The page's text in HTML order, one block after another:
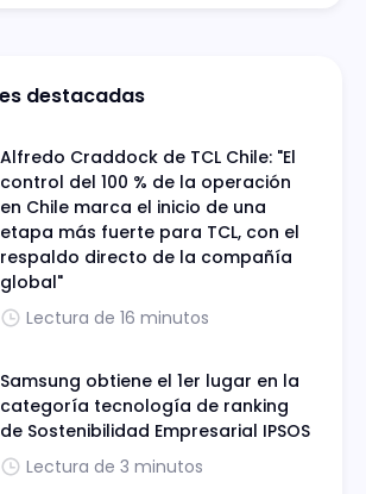
destacadas
Alfredo Craddock de TCL Chile: "El
control del 100 % de la operación
en Chile marca el inicio de una
etapa más fuerte para TCL, con el
respaldo directo de la compañía
global"
Lectura de 16 minutos
Samsung obtiene el 1er lugar en la
categoría tecnología de ranking
de Sostenibilidad Empresarial IPSOS
Lectura de 3 minutos